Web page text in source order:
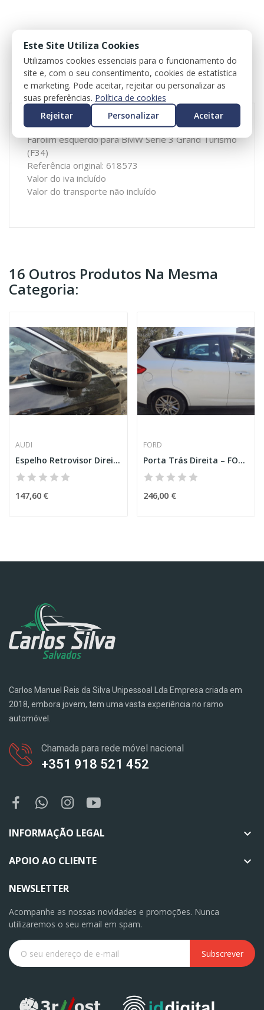
ESPECIFICAÇÕES
REVIEWS
Farolim esquerdo para BMW Série 3 Grand Turismo
(F34)
Referência original: 618573
Valor do iva incluído
Valor do transporte não incluído
16 Outros Produtos Na Mesma
Categoria:
AUDI
Espelho Retrovisor Direito – AUDI A3 LIMOUSINE...
147,60 €
FORD
Porta Trás Direita – FORD C-MAX II (DXA/CB7,...
246,00 €
Carlos Manuel Reis da Silva Unipessoal Lda Empresa criada em
2018, embora jovem, tem uma vasta experiência no ramo
automóvel.
Chamada para rede móvel nacional
+351 918 521 452
INFORMAÇÃO LEGAL 
APOIO AO CLIENTE 
NEWSLETTER
Acompanhe as nossas novidades e promoções. Nunca
utilizaremos o seu email em spam.
Subscrever
Este Site Utiliza Cookies
Utilizamos cookies essenciais para o funcionamento do
site e, com o seu consentimento, cookies de estatística
e marketing. Pode aceitar, rejeitar ou personalizar as
suas preferências. Política de cookies
Rejeitar
Personalizar Aceitar